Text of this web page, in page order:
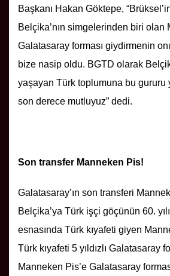
Başkanı Hakan Göktepe,
Belçika’nın simgelerinden biri olan
Galatasaray forması giydirmenin
bize nasip oldu. BGTD olarak
yaşayan Türk toplumuna bu gururu
son derece mutluyuz” dedi.
Son transfer Manneken Pis!
Galatasaray’ın son transferi
Belçika’ya Türk işçi göçünün 60.
esnasında Türk kıyafeti giyen
Türk kıyafeti 5 yıldızlı Galatasaray
Manneken Pis’e Galatasaray